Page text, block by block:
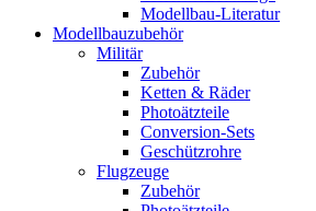
Modellbau-Literatur
Modellbauzubehör
Militär
Zubehör
Ketten & Räder
Photoätzteile
Conversion-Sets
Geschützrohre
Flugzeuge
Zubehör